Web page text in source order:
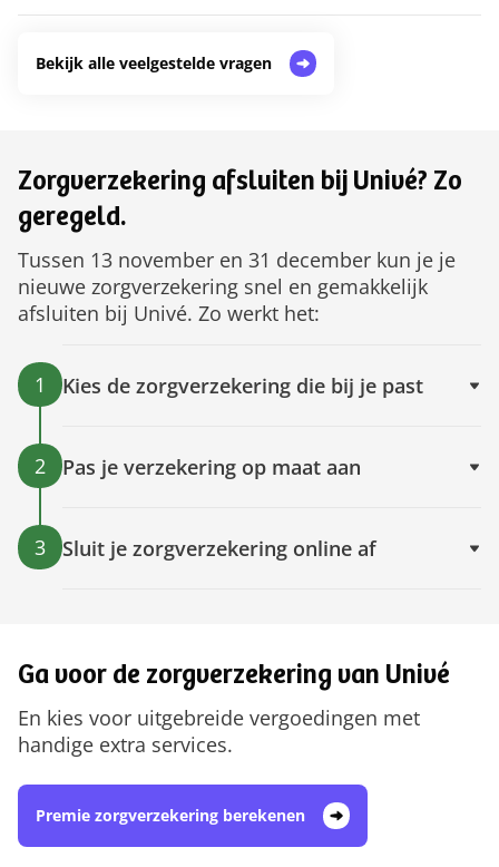
Bekijk alle veelgestelde vragen
Zorgverzekering afsluiten bij Univé? Zo
geregeld.
Tussen 13 november en 31 december kun je je
nieuwe zorgverzekering snel en gemakkelijk
afsluiten bij Univé. Zo werkt het:
1 Kies de zorgverzekering die bij je past
2 Pas je verzekering op maat aan
3 Sluit je zorgverzekering online af
Ga voor de zorgverzekering van Univé
En kies voor uitgebreide vergoedingen met
handige extra services.
Premie zorgverzekering berekenen